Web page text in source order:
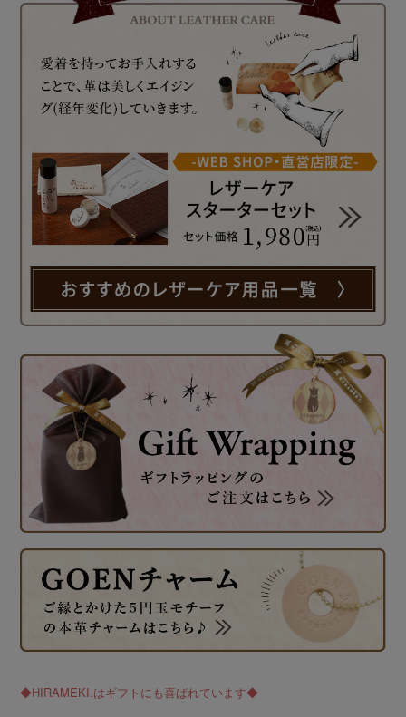
◆HIRAMEKI.はギフトにも喜ばれています◆